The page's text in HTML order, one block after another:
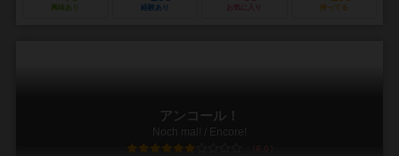
興味あり 経験あり お気に入り 持ってる
アンコール！
Noch mal! / Encore!
6.0